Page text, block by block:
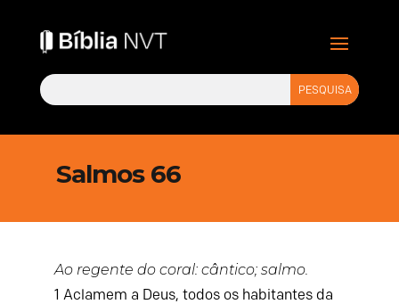
Salmos 66
Ao regente do coral: cântico; salmo.
1 Aclamem a Deus, todos os habitantes da